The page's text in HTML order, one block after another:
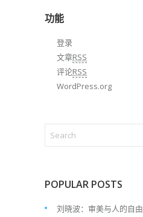
功能
登录
文章RSS
评论RSS
WordPress.org
POPULAR POSTS
刘晓波：审美与人的自由